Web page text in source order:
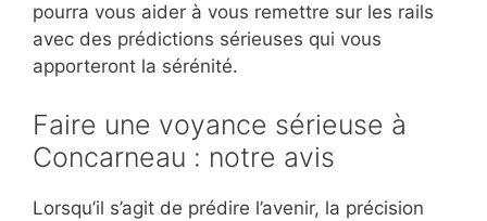
pourra vous aider à vous remettre sur les rails
avec des prédictions sérieuses qui vous
apporteront la sérénité.
Faire une voyance sérieuse à
Concarneau : notre avis
Lorsqu’il s’agit de prédire l’avenir, la précision